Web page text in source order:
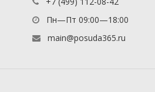
Пн—Пт 09:00—18:00
main@posuda365.ru